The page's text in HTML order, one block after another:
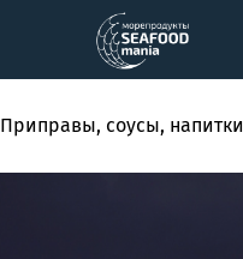
Приправы, соусы, напитки